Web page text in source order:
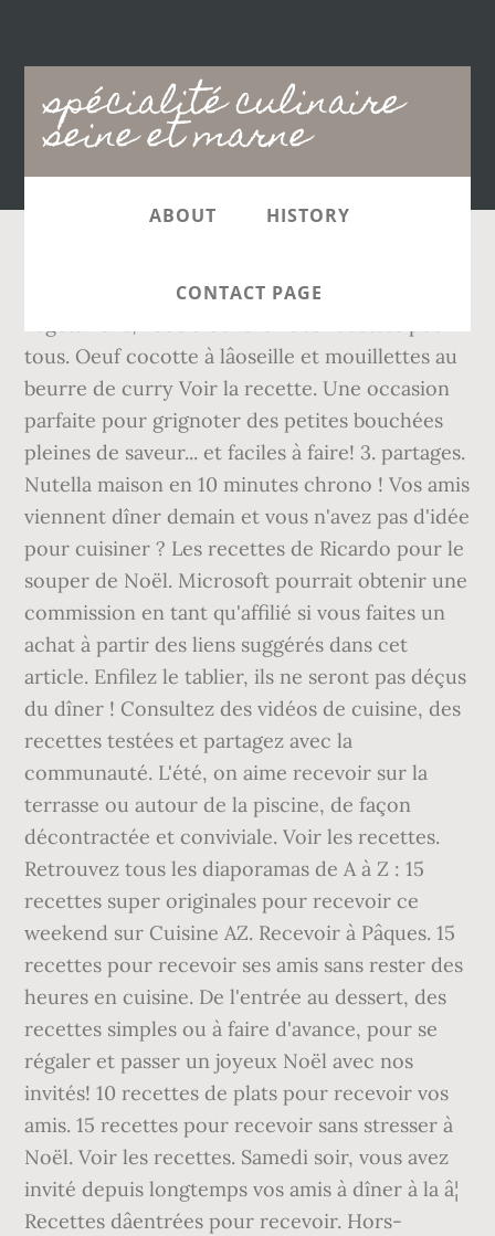
spécialité culinaire
seine et marne
Main
navigation
ABOUT HISTORY
CONTACT PAGE
Plats avec de la viande, du poisson ou
tous. Oeuf cocotte à lâoseille et mouillettes au
beurre de curry Voir la recette. Une occasion
parfaite pour grignoter des petites bouchées
pleines de saveur... et faciles à faire! 3. partages.
Nutella maison en 10 minutes chrono ! Vos amis
viennent dîner demain et vous n'avez pas d'idée
pour cuisiner ? Les recettes de Ricardo pour le
souper de Noël. Microsoft pourrait obtenir une
commission en tant qu'affilié si vous faites un
achat à partir des liens suggérés dans cet
article. Enfilez le tablier, ils ne seront pas déçus
du dîner ! Consultez des vidéos de cuisine, des
recettes testées et partagez avec la
communauté. L'été, on aime recevoir sur la
terrasse ou autour de la piscine, de façon
décontractée et conviviale. Voir les recettes.
Retrouvez tous les diaporamas de A à Z : 15
recettes super originales pour recevoir ce
weekend sur Cuisine AZ. Recevoir à Pâques. 15
recettes pour recevoir ses amis sans rester des
heures en cuisine. De l'entrée au dessert, des
recettes simples ou à faire d'avance, pour se
régaler et passer un joyeux Noël avec nos
invités! 10 recettes de plats pour recevoir vos
amis. 15 recettes pour recevoir sans stresser à
Noël. Voir les recettes. Samedi soir, vous avez
invité depuis longtemps vos amis à dîner à la â¦
Recettes dâentrées pour recevoir. Hors-